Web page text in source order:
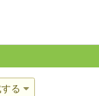
る